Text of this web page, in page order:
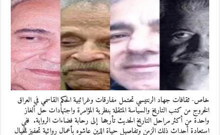
خاص- ثقافات جهاد الرنتيسي تحتمل مفارقات وغرائبية الحكم القاسمي في العراق
الخروج من كتب التاريخ والسياسة المثقلة بنظرية المؤامرة واجتهادات حل ألغاز
واحدة من أكثر مراحل التاريخ الحديث تأرجحا إلى رحابة فضاءات الرواية. ففي
استعادة أحداث ذلك الزمن وتفاصيل حياة الذين عاشوه بأعمال روائية تحفيز للخيال